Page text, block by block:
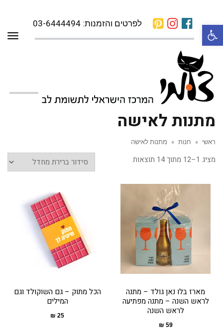
פתח סרגל נגישות לפרטים והזמנות: 03-6444494
מתנות לאישה
ראשי » חנות » מתנות לאישה
מציג 1–12 מתוך 14 תוצאות
מארז בלו נאן גולד – מתנה
לראש השנה – מתנה מפתיעה
לראש השנה
59
₪
הכל מתוק – גם השוקולד וגם
המילים
25
₪